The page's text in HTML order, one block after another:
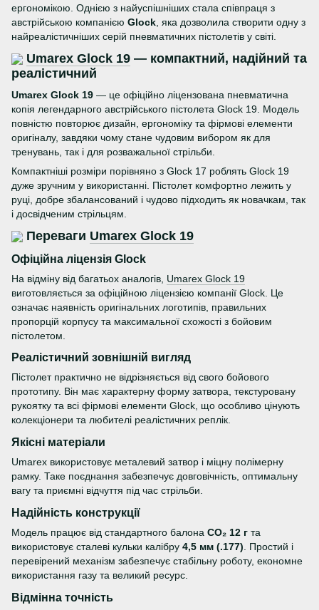
ергономікою. Однією з найуспішніших стала співпраця з
австрійською компанією Glock , яка дозволила створити одну з
найреалістичніших серій пневматичних пістолетів у світі.
Umarex Glock 19 — компактний, надійний та
реалістичний
Umarex Glock 19 — це офіційно ліцензована пневматична
копія легендарного австрійського пістолета Glock 19. Модель
повністю повторює дизайн, ергономіку та фірмові елементи
оригіналу, завдяки чому стане чудовим вибором як для
тренувань, так і для розважальної стрільби.
Компактніші розміри порівняно з Glock 17 роблять Glock 19
дуже зручним у використанні. Пістолет комфортно лежить у
руці, добре збалансований і чудово підходить як новачкам, так
і досвідченим стрільцям.
Переваги Umarex Glock 19
Офіційна ліцензія Glock
На відміну від багатьох аналогів, Umarex Glock 19
виготовляється за офіційною ліцензією компанії Glock. Це
означає наявність оригінальних логотипів, правильних
пропорцій корпусу та максимальної схожості з бойовим
пістолетом.
Реалістичний зовнішній вигляд
Пістолет практично не відрізняється від свого бойового
прототипу. Він має характерну форму затвора, текстуровану
рукоятку та всі фірмові елементи Glock, що особливо цінують
колекціонери та любителі реалістичних реплік.
Якісні матеріали
Umarex використовує металевий затвор і міцну полімерну
рамку. Таке поєднання забезпечує довговічність, оптимальну
вагу та приємні відчуття під час стрільби.
Надійність конструкції
Модель працює від стандартного балона CO₂ 12 г та
використовує сталеві кульки калібру 4,5 мм (.177) . Простий і
перевірений механізм забезпечує стабільну роботу, економне
використання газу та великий ресурс.
Відмінна точність